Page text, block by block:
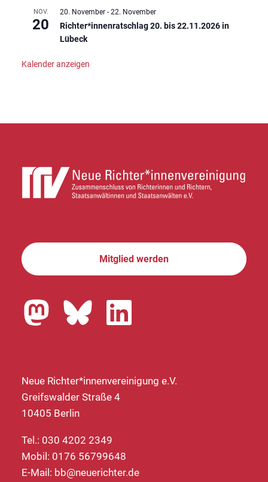
NOV.
20
20. November - 22. November
Richter*innenratschlag 20. bis 22.11.2026 in
Lübeck
Kalender anzeigen
Mitglied werden
Neue Richter*innenvereinigung e.V.
Greifswalder Straße 4
10405 Berlin
Tel.: 030 4202 2349
Mobil: 0176 56799648
E-Mail: bb@neuerichter.de